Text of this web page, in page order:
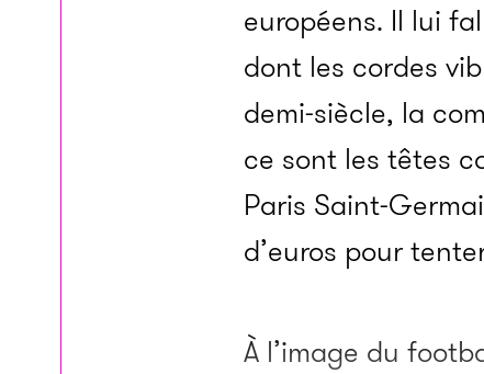
européens. Il lui
dont les cordes
demi-siècle, la
ce sont les têtes
Paris Saint-
d’euros pour
À l’image du